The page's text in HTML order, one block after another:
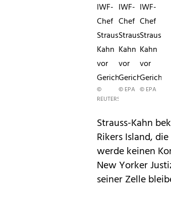
IWF-
Chef
Straus-
Kahn
vor
Gericht
©
REUTERS
IWF-
Chef
Straus-
Kahn
vor
Gericht
© EPA
IWF-
Chef
Straus-
Kahn
vor
Gericht
© EPA
Strauss-Kahn
Rikers Island,
werde keinen
New Yorker
seiner Zelle